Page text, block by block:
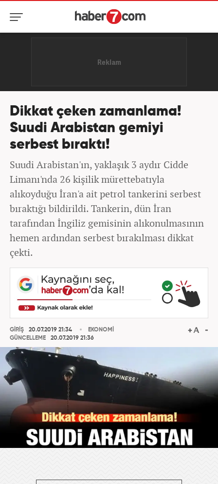
Dikkat çeken zamanlama!
Suudi Arabistan gemiyi
serbest bıraktı!
Suudi Arabistan'ın, yaklaşık 3 aydır Cidde
Limanı'nda 26 kişilik mürettebatıyla
alıkoyduğu İran'a ait petrol tankerini serbest
bıraktığı bildirildi. Tankerin, dün İran
tarafından İngiliz gemisinin alıkonulmasının
hemen ardından serbest bırakılması dikkat
çekti.
GİRİŞ
20.07.2019 21:34
GÜNCELLEME
20.07.2019 21:36
EKONOMİ